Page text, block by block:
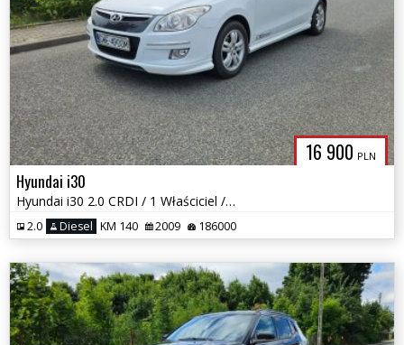
16 900 PLN
Hyundai i30
Hyundai i30 2.0 CRDI / 1 Właściciel / Serwisowany / Skóra / Klima
2.0 Diesel KM 140 2009 186000